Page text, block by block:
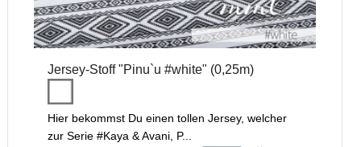
Jersey-Stoff "Pinu`u #white" (0,25m)
Hier bekommst Du einen tollen Jersey, welcher
zur Serie #Kaya & Avani, P...